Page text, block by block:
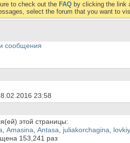
to check out the FAQ by clicking the link
select the forum that you want to
сообщения
23:58
этой страницы:
, Amasina, Antasa, juliakorchagina,
153,241 раз